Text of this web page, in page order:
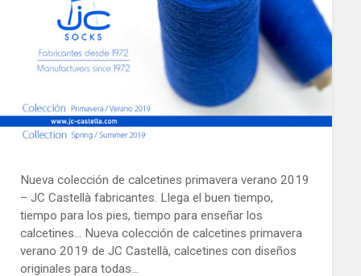
Nueva colección de calcetines primavera verano 2019
– JC Castellà fabricantes. Llega el buen tiempo,
tiempo para los pies, tiempo para enseñar los
calcetines… Nueva colección de calcetines primavera
verano 2019 de JC Castellà, calcetines con diseños
originales para todas…